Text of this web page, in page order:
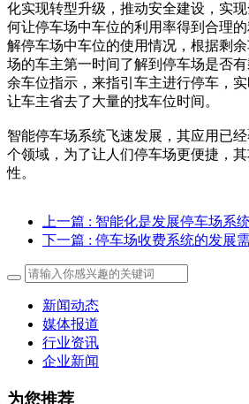
化实现转型升级，推动安全建设，实
何让停车场中车位的利用率得到合理
解停车场中车位的使用情况，根据剩
场的车主第一时间了解到停车场是否
余车位指示，来指引车主进行停车，实
让车主省去了大量的找车位时间。
智能停车场系统飞速发展，其应用已
个领域，为了让人们停车场更便捷，
性。
上一篇 : 智能化是发展停车场系
下一篇 : 停车场收费系统的发展
新闻动态
媒体报道
行业资讯
企业新闻
为您推荐